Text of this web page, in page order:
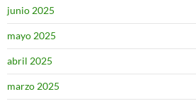
junio 2025
mayo 2025
abril 2025
marzo 2025